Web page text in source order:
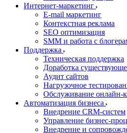
Интернет-маркетинг
E-mail маркетинг
Контекстная реклама
SEO оптимизация
SMM и работа с
Поддержка
Техническая поддержка
Доработка
Аудит сайтов
Нагрузочное
Обслуживание онлайн-
Автоматизация бизнеса
Внедрение CRM-систем
Управление бизнес-
Внедрение и